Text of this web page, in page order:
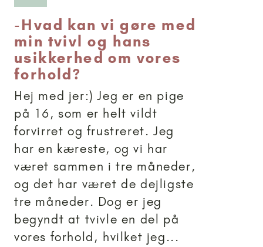
-Hvad kan vi gøre med
min tvivl og hans
usikkerhed om vores
forhold?
Hej med jer:) Jeg er en pige
på 16, som er helt vildt
forvirret og frustreret. Jeg
har en kæreste, og vi har
været sammen i tre måneder,
og det har været de dejligste
tre måneder. Dog er jeg
begyndt at tvivle en del på
vores forhold, hvilket jeg...